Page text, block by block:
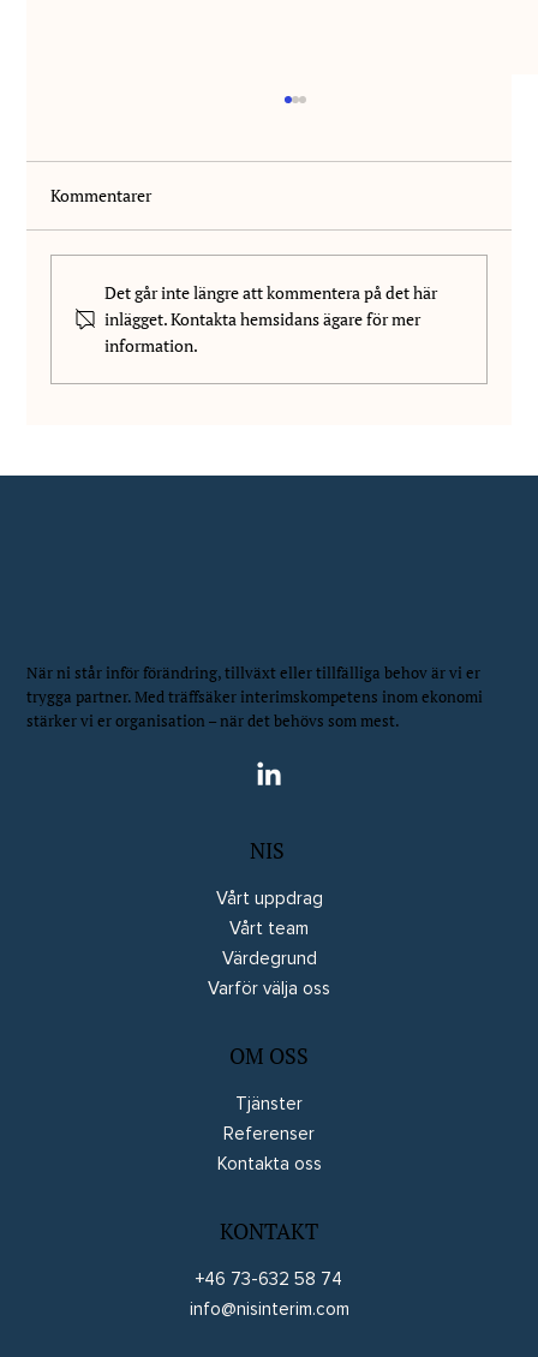
Vi välkomnar Wilhelm Vanhala till NIS!
Kommentarer
Det går inte längre att kommentera på det här
inlägget. Kontakta hemsidans ägare för mer
information.
När ni står inför förändring, tillväxt eller tillfälliga behov är vi er
trygga partner. Med träffsäker interimskompetens inom ekonomi
stärker vi er organisation – när det behövs som mest.
NIS
Vårt uppdrag
Vårt team
Värdegrund
Varför välja oss
OM OSS
Tjänster
Referenser
Kontakta oss
KONTAKT
+46 73-632 58 74
info@nisinterim.com